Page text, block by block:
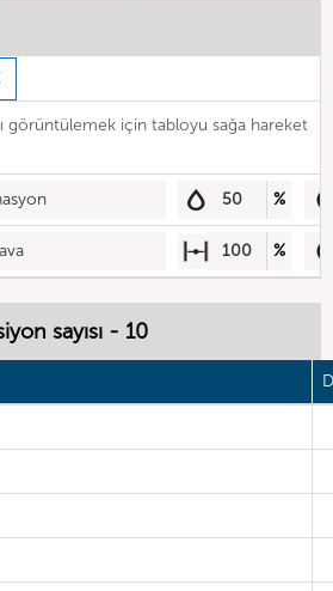
görüntülemek için tabloyu sağa hareket
50 %
100 %
sayısı - 10